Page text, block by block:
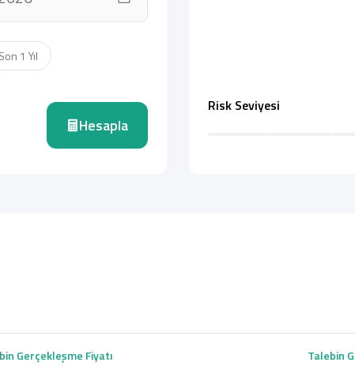
Son 1 Yıl
Hesapla
Risk Seviyesi
Gerçekleşme Fiyatı Talebin